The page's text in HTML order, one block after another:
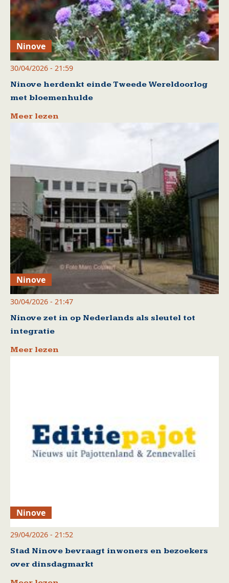
Ninove
30/04/2026 - 21:59
Ninove herdenkt einde Tweede Wereldoorlog
met bloemenhulde
Meer lezen
Ninove
30/04/2026 - 21:47
Ninove zet in op Nederlands als sleutel tot
integratie
Meer lezen
Ninove
29/04/2026 - 21:52
Stad Ninove bevraagt inwoners en bezoekers
over dinsdagmarkt